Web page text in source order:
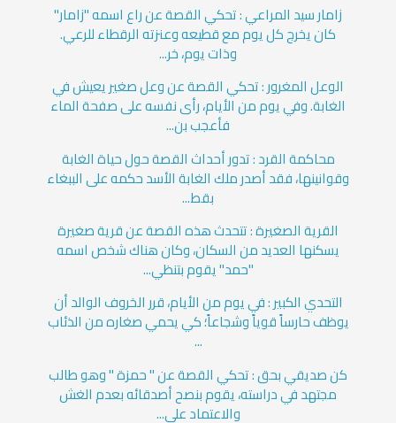
زامار سيد المراعي : تحكي القصة عن راع اسمه "زامار"
كان يخرج كل يوم مع قطيعه وعنزته الرقطاء للرعي.
وذات يوم، خر...
الوعل المغرور : تحكي القصة عن وعل صغير يعيش في
الغابة. وفي يوم من الأيام، رأى نفسه على صفحة الماء
فأعجب بن...
محاكمة القرد : تدور أحداث القصة حول حياة الغابة
وقوانينها، فقد أصدر ملك الغابة الأسد حكمه على الببغاء
بقط...
القرية الصغيرة : تتحدث هذه القصة عن قرية صغيرة
يسكنها العديد من السكان، وكان هناك شخص اسمه
"حمد" يقوم بتنظي...
التحدي الكبير : في يوم من الأيام، قرر الخروف الوالد أن
يوظف حارساً قوياً وشجاعاً؛ كي يحمي صغاره من الذئاب
...
كن صديقي بحق : تحكي القصة عن " حمزة " وهو طالب
مجتهد في دراسته، يقوم بنصح أصدقائه بعدم الغش
والاعتماد على...